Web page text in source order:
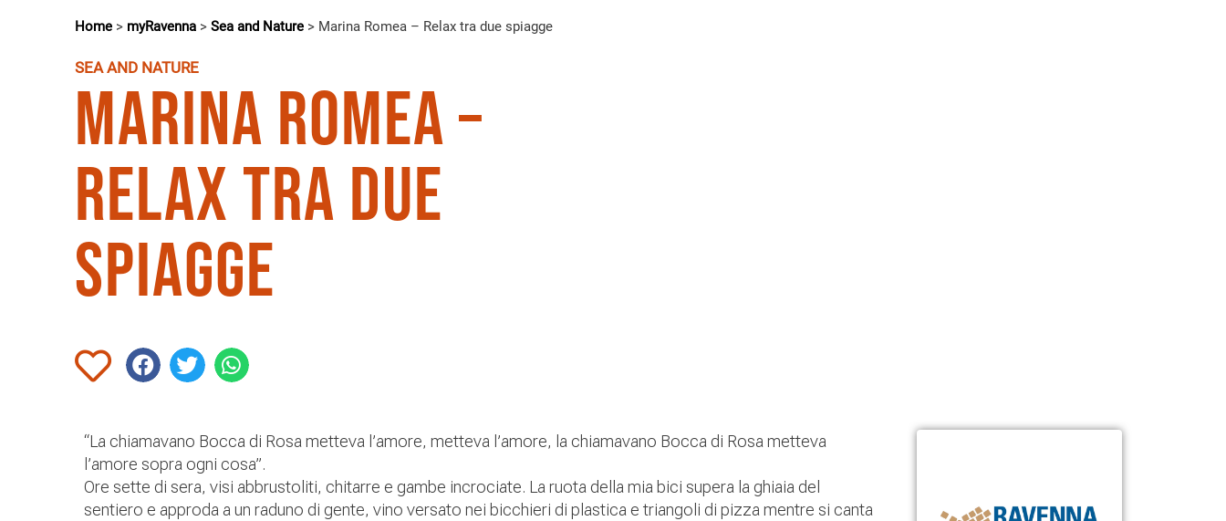
Home > myRavenna > Sea and Nature > Marina Romea – Relax tra due spiagge
SEA AND NATURE
Marina Romea –
Relax tra due
spiagge
“La chiamavano Bocca di Rosa metteva l’amore, metteva l’amore, la chiamavano Bocca di Rosa metteva
l’amore sopra ogni cosa”.
Ore sette di sera, visi abbrustoliti, chitarre e gambe incrociate. La ruota della mia bici supera la ghiaia del
sentiero e approda a un raduno di gente, vino versato nei bicchieri di plastica e triangoli di pizza mentre si canta